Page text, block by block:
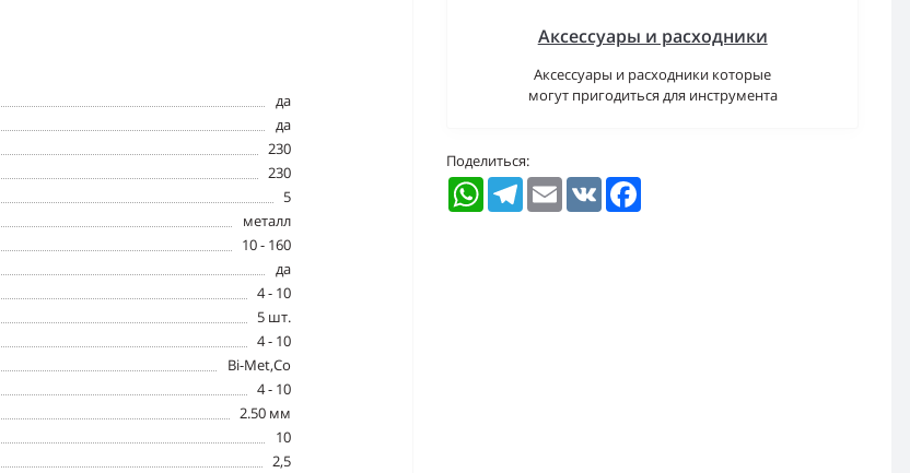
да
да
230
230
5
металл
10 - 160
да
4 - 10
5 шт.
4 - 10
Bi-Met,Co
4 - 10
2.50 мм
10
2,5
Аксессуары и расходники
Аксессуары и расходники которые
могут пригодиться для инструмента
Поделиться:
WhatsAppTelegramEmail VK